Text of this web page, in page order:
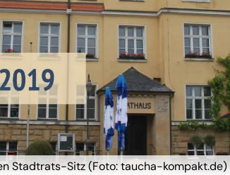
Stadtrats-Sitz (Foto: taucha-kompakt.de)